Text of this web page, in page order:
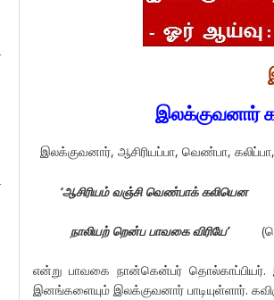
இலக்குவனார்
இலக்குவனார், ஆசிரியப்பா, வெண்பா,
‘ஆசிரியம் வஞ்சி வெண்பாக் கலியென
நாலியற் றென்ப பாவகை விரியே’
என்று பாவகை நான்கென்பர்
இனங்களையும் இலக்குவனார் பாடியுள்ளார்.